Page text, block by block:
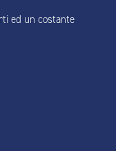
ed un costante